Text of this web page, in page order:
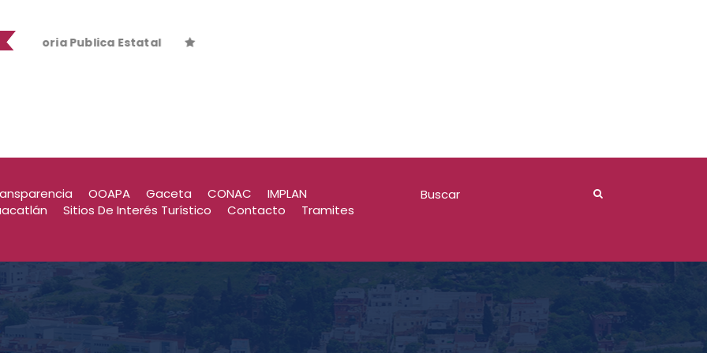
Publica Estatal
OOAPA Gaceta CONAC
IMPLAN
Sitios De Interés Turístico Contacto
Tramites